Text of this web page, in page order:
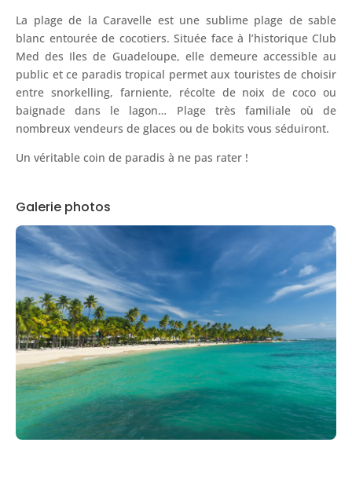
La plage de la Caravelle est une sublime plage de sable
blanc entourée de cocotiers. Située face à l’historique Club
Med des Iles de Guadeloupe, elle demeure accessible au
public et ce paradis tropical permet aux touristes de choisir
entre snorkelling, farniente, récolte de noix de coco ou
baignade dans le lagon… Plage très familiale où de
nombreux vendeurs de glaces ou de bokits vous séduiront.
Un véritable coin de paradis à ne pas rater !
Galerie photos